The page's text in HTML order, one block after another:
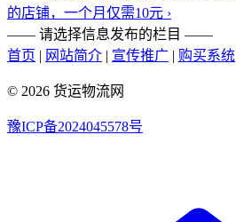
的店铺，一个月仅需10元 ›
—— 请选择信息发布的栏目 ——
首页 | 网站简介 | 宣传推广 | 购买系统
© 2026 货运物流网
豫ICP备2024045578号